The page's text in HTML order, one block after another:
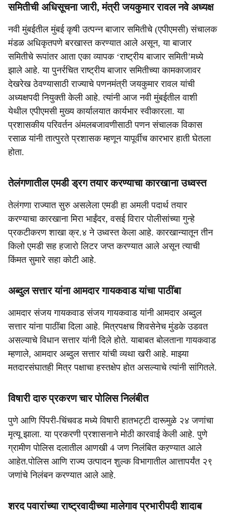
समितीची अधिसूचना जारी, मंत्री जयकुमार रावल नवे अध्यक्ष
नवी मुंबईतील मुंबई कृषी उत्पन्न बाजार समितीचे (एपीएमसी) संचालक
मंडळ अधिकृतपणे बरखास्त करण्यात आले असून, या बाजार
समितीचे रूपांतर आता एका व्यापक ‘राष्ट्रीय बाजार समिती’मध्ये
झाले आहे. या पुनर्रचित राष्ट्रीय बाजार समितीच्या कामकाजावर
देखरेख ठेवण्यासाठी राज्याचे पणनमंत्री जयकुमार रावल यांची
अध्यक्षपदी नियुक्ती केली आहे. त्यांनी आज नवी मुंबईतील वाशी
येथील एपीएमसी मुख्य कार्यालयात कार्यभार स्वीकारला. या
प्रशासकीय परिवर्तन अंमलबजावणीसाठी पणन संचालक विकास
रसाळ यांनी तात्पुरते प्रशासक म्हणून यापूर्वीच कारभार हाती घेतला
होता.
तेलंगणातील एमडी ड्रग तयार करण्याचा कारखाना उध्वस्त
तेलंगणा राज्यात सुरु असलेला एमडी हा अमली पदार्थ तयार
करण्याचा कारखाना मिरा भाईंदर, वसई विरार पोलीसांच्या गुन्हे
प्रकटीकरण शाखा क्र.४ ने उध्वस्त केला आहे. कारखान्यातून तीन
किलो एमडी सह हजारो लिटर जप्त करण्यात आले असून त्याची
किंमत सुमारे सहा कोटी आहे.
अब्दुल सत्तार यांना आमदार गायकवाड यांचा पाठींबा
आमदार संजय गायकवाड संजय गायकवाड यांनी आमदार अब्दुल
सत्तार यांना पाठींबा दिला आहे. मित्रपक्षच शिवसेनेच मुंडके उडवत
असल्याचे विधान सत्तार यांनी दिले होते. याबाबत बोलताना गायकवाड
म्हणाले, आमदार अब्दुल सत्तार यांची व्यथा खरी आहे. माझ्या
मतदारसंघातही मित्र पक्षाचा हस्तक्षेप होत असल्याचे त्यांनी सांगितले.
विषारी दारु प्रकरण चार पोलिस निलंबीत
पुणे आणि पिंपरी-चिंचवड मध्ये विषारी हातभट्टी दारूमुळे २४ जणांचा
मृत्यू झाला. या प्रकरणी प्रशासनाने मोठी कारवाई केली आहे. पुणे
ग्रामीण पोलिस दलातील आणखी 4 जण निलंबित कऱण्यात आले
आहेत.पोलिस आणि राज्य उत्पादन शुल्क विभागातील आत्तापर्यंत २९
जणांचे निलंबन करण्यात आले आहे.
शरद पवारांच्या राष्ट्रवादीच्या मालेगाव प्रभारीपदी शादाब